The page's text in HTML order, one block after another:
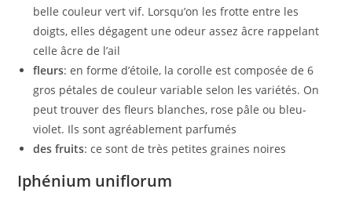
belle couleur vert vif. Lorsqu’on les frotte entre les
doigts, elles dégagent une odeur assez âcre rappelant
celle âcre de l’ail
fleurs: en forme d’étoile, la corolle est composée de 6
gros pétales de couleur variable selon les variétés. On
peut trouver des fleurs blanches, rose pâle ou bleu-
violet. Ils sont agréablement parfumés
des fruits: ce sont de très petites graines noires
Iphénium uniflorum